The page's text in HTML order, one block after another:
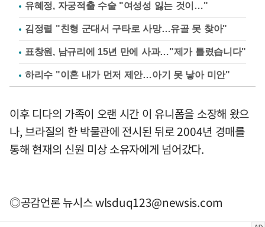
유혜정, 자궁적출 수술 "여성성 잃는 것이…"
김정렬 "친형 군대서 구타로 사망…유골 못 찾아"
표창원, 남규리에 15년 만에 사과…"제가 틀렸습니다"
하리수 "이혼 내가 먼저 제안…아기 못 낳아 미안"
이후 디다의 가족이 오랜 시간 이 유니폼을 소장해 왔으
나, 브라질의 한 박물관에 전시된 뒤로 2004년 경매를
통해 현재의 신원 미상 소유자에게 넘어갔다.
◎공감언론 뉴시스wlsduq123@newsis.com